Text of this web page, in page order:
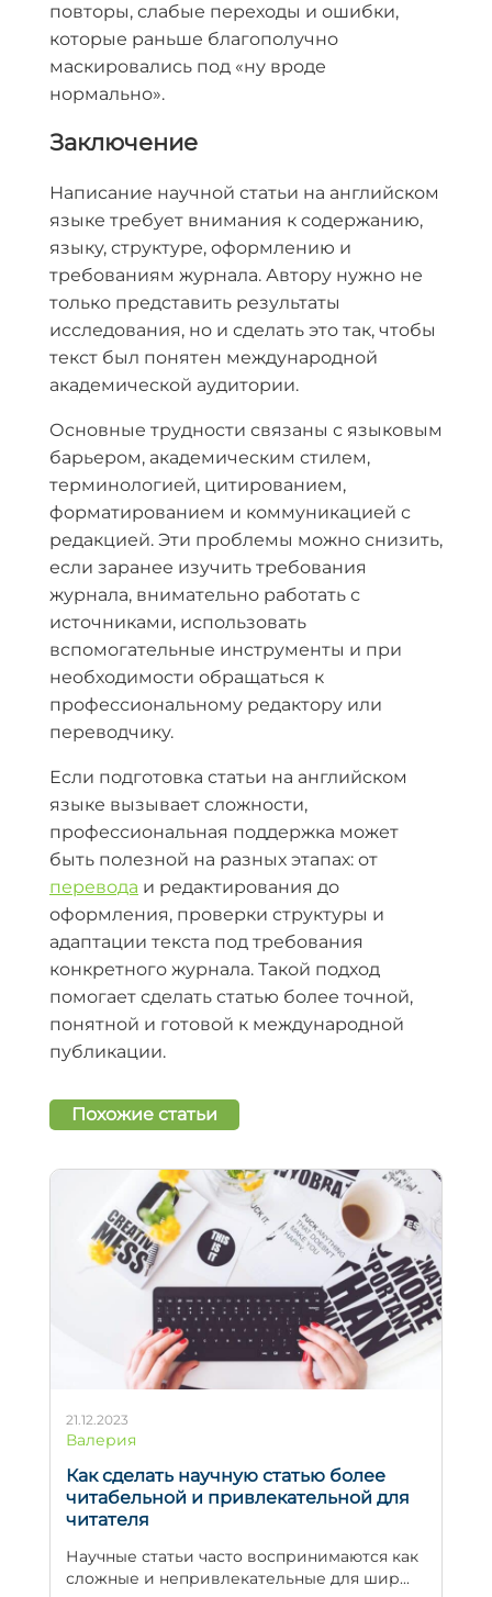
повторы, слабые переходы и ошибки,
которые раньше благополучно
маскировались под «ну вроде
нормально».
Заключение
Написание научной статьи на английском
языке требует внимания к содержанию,
языку, структуре, оформлению и
требованиям журнала. Автору нужно не
только представить результаты
исследования, но и сделать это так, чтобы
текст был понятен международной
академической аудитории.
Основные трудности связаны с языковым
барьером, академическим стилем,
терминологией, цитированием,
форматированием и коммуникацией с
редакцией. Эти проблемы можно снизить,
если заранее изучить требования
журнала, внимательно работать с
источниками, использовать
вспомогательные инструменты и при
необходимости обращаться к
профессиональному редактору или
переводчику.
Если подготовка статьи на английском
языке вызывает сложности,
профессиональная поддержка может
быть полезной на разных этапах: от
перевода и редактирования до
оформления, проверки структуры и
адаптации текста под требования
конкретного журнала. Такой подход
помогает сделать статью более точной,
понятной и готовой к международной
публикации.
Похожие статьи
21.12.2023
Валерия
Как сделать научную статью более
читабельной и привлекательной для
читателя
Научные статьи часто воспринимаются как
сложные и непривлекательные для шир...